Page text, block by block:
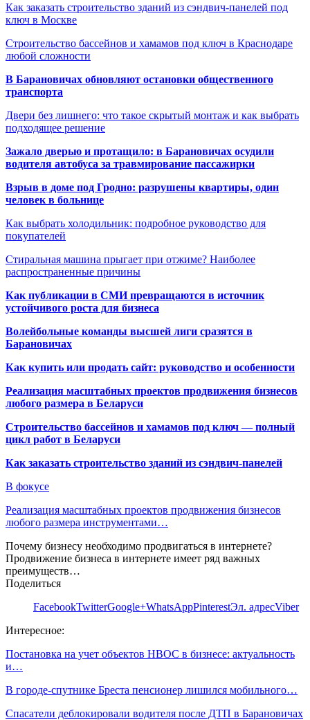
Как заказать строительство зданий из сэндвич-панелей под
ключ в Москве
Строительство бассейнов и хамамов под ключ в Краснодаре
любой сложности
В Барановичах обновляют остановки общественного
транспорта
Двери без лишнего: что такое скрытый монтаж и как выбрать
подходящее решение
Зажало дверью и протащило: в Барановичах осудили
водителя автобуса за травмирование пассажирки
Взрыв в доме под Гродно: разрушены квартиры, один
человек в больнице
Как выбрать холодильник: подробное руководство для
покупателей
Стиральная машина прыгает при отжиме? Наиболее
распространенные причины
Как публикации в СМИ превращаются в источник
устойчивого роста для бизнеса
Волейбольные команды высшей лиги сразятся в
Барановичах
Как купить или продать сайт: руководство и особенности
Реализация масштабных проектов продвижения бизнесов
любого размера в Беларуси
Строительство бассейнов и хамамов под ключ — полный
цикл работ в Беларуси
Как заказать строительство зданий из сэндвич-панелей
В фокусе
Реализация масштабных проектов продвижения бизнесов
любого размера инструментами…
Почему бизнесу необходимо продвигаться в интернете?
Продвижение бизнеса в интернете имеет ряд важных
преимуществ…
Поделиться
FacebookTwitterGoogle+WhatsAppPinterestЭл. адресViber
Интересное:
Постановка на учет объектов НВОС в бизнесе: актуальность
и…
В городе-спутнике Бреста пенсионер лишился мобильного…
Спасатели деблокировали водителя после ДТП в Барановичах